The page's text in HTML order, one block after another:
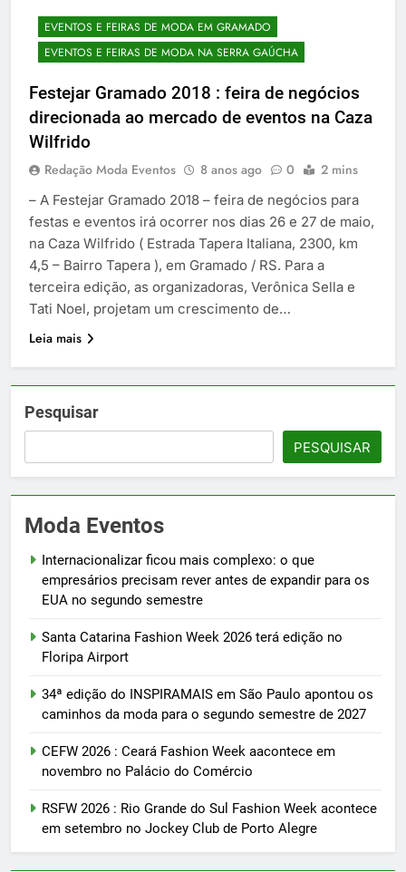
EVENTOS E FEIRAS DE MODA EM GRAMADO
EVENTOS E FEIRAS DE MODA NA SERRA GAÚCHA
Festejar Gramado 2018 : feira de negócios
direcionada ao mercado de eventos na Caza
Wilfrido
Redação Moda Eventos 8 anos ago 0 2 mins
– A Festejar Gramado 2018 – feira de negócios para
festas e eventos irá ocorrer nos dias 26 e 27 de maio,
na Caza Wilfrido ( Estrada Tapera Italiana, 2300, km
4,5 – Bairro Tapera ), em Gramado / RS. Para a
terceira edição, as organizadoras, Verônica Sella e
Tati Noel, projetam um crescimento de…
Leia mais
Pesquisar
PESQUISAR
Moda Eventos
Internacionalizar ficou mais complexo: o que
empresários precisam rever antes de expandir para os
EUA no segundo semestre
Santa Catarina Fashion Week 2026 terá edição no
Floripa Airport
34ª edição do INSPIRAMAIS em São Paulo apontou os
caminhos da moda para o segundo semestre de 2027
CEFW 2026 : Ceará Fashion Week aacontece em
novembro no Palácio do Comércio
RSFW 2026 : Rio Grande do Sul Fashion Week acontece
em setembro no Jockey Club de Porto Alegre